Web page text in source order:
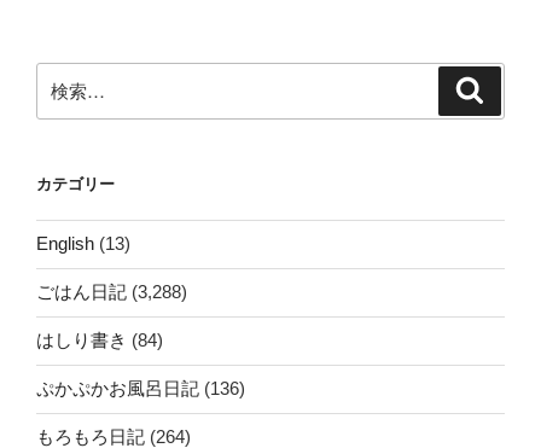
ン
索:
カテゴリー
English (13)
ごはん日記 (3,288)
はしり書き (84)
ぷかぷかお風呂日記 (136)
もろもろ日記 (264)